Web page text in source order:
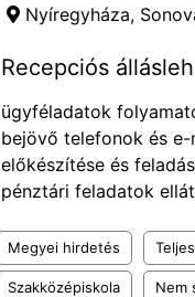
Nyíregyháza,
Recepciós
ügyféladatok
bejövő telefonok és
előkészítése és
pénztári feladatok
Megyei hirdetés
Szakközépiskola Nem